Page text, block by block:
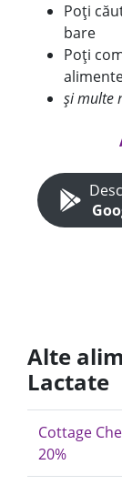
Poți
bare
Poți
și multe
Alte
Lactate
Cottage
20%